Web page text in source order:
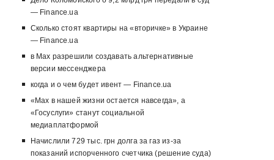
— Finance.ua
Сколько стоят квартиры на «вторичке» в Украине
— Finance.ua
в Max разрешили создавать альтернативные
версии мессенджера
когда и о чем будет ивент — Finance.ua
«Max в нашей жизни остается навсегда», а
«Госуслуги» станут социальной
медиаплатформой
Начислили 729 тыс. грн долга за газ из-за
показаний испорченного счетчика (решение суда)